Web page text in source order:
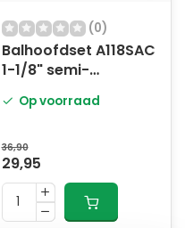
(0)
Balhoofdset A118SAC
1-1/8" semi-
Op voorraad
36,90
29,95